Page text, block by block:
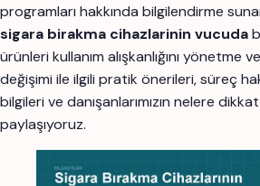
programları hakkında bilgilendirme
sigara birakma cihazlarinin vucuda
ürünleri kullanım alışkanlığını yönetme
değişimi ile ilgili pratik önerileri, süreç
bilgileri ve danışanlarımızın nelere
paylaşıyoruz.